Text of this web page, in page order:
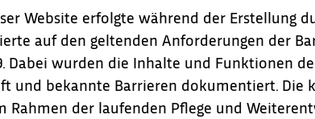
Website erfolgte während der Erstellung
auf den geltenden Anforderungen der
Dabei wurden die Inhalte und Funktionen
und bekannte Barrieren dokumentiert. Die
Rahmen der laufenden Pflege und